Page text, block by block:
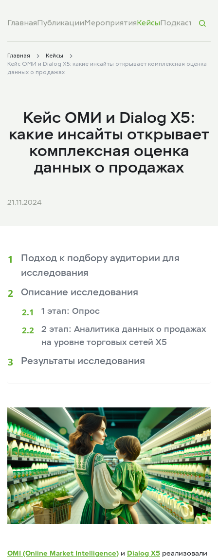
Главная Публикации Мероприятия Кейсы Подкасты
Главная
Кейсы
Кейс ОМИ и Dialog X5: какие инсайты открывает комплексная оценка
данных о продажах
Кейс ОМИ и Dialog X5:
какие инсайты открывает
комплексная оценка
данных о продажах
21.11.2024
Подход к подбору аудитории для
исследования
Описание исследования
1 этап: Опрос
2 этап: Аналитика данных о продажах
на уровне торговых сетей X5
Результаты исследования
OMI (Online Market Intelligence) и Dialog X5 реализовали